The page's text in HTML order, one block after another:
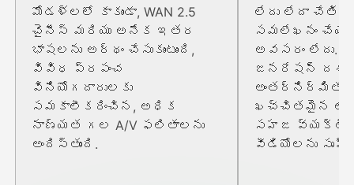
మోడళ్లలో కాకుండా, WAN 2.5
చైనీస్ మరియు అనేక ఇతర
భాషలను అర్థం చేసుకుంటుంది,
వివిధ ప్రపంచ
వినియోగదారులకు
సమకాలీకరించిన, అధిక
నాణ్యత గల A/V ఫలితాలను
అందిస్తుంది.
లేదు లేదా చేతితో
సమలేఖనం
అవసరం లేదు.
జనరేషన్
అంతర్నిర్మిత
ఖచ్చితమైన
సహజ
వీడియోలను